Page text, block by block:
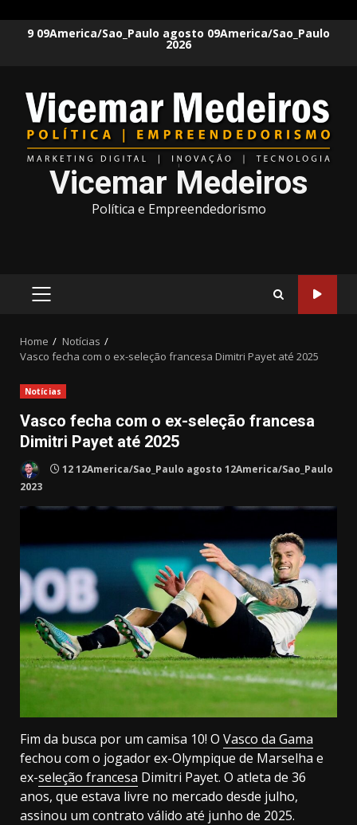
9 09America/Sao_Paulo agosto 09America/Sao_Paulo
2026
Vicemar Medeiros
Política e Empreendedorismo
PRIMARY
Home
Notícias
Vasco fecha com o ex-seleção francesa Dimitri Payet até 2025
Notícias
Vasco fecha com o ex-seleção francesa
Dimitri Payet até 2025
12 12America/Sao_Paulo agosto 12America/Sao_Paulo
2023
Fim da busca por um camisa 10! O Vasco da Gama
fechou com o jogador ex-Olympique de Marselha e
ex-seleção francesa Dimitri Payet. O atleta de 36
anos, que estava livre no mercado desde julho,
assinou um contrato válido até junho de 2025.